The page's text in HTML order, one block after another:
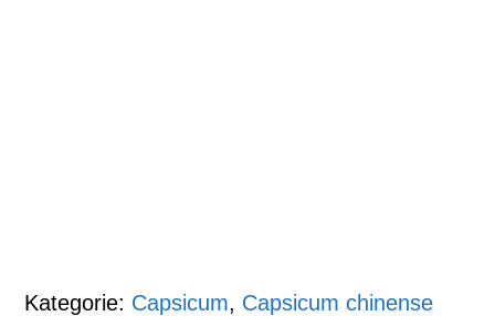
Kategorie: Capsicum, Capsicum chinense